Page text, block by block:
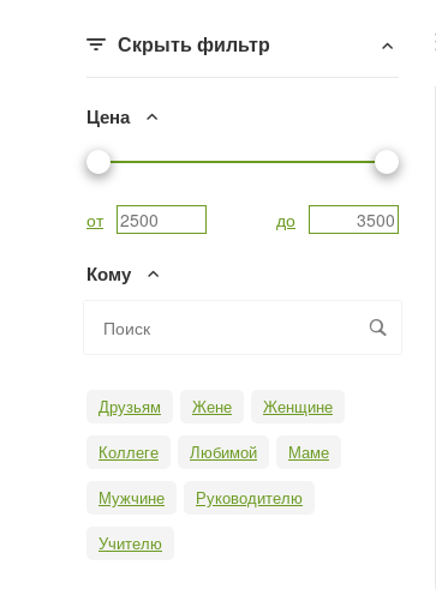
Скрыть фильтр
Цена
от до
Кому
Друзьям Жене
Женщине
Коллеге
Любимой
Маме
Мужчине
Руководителю
Учителю